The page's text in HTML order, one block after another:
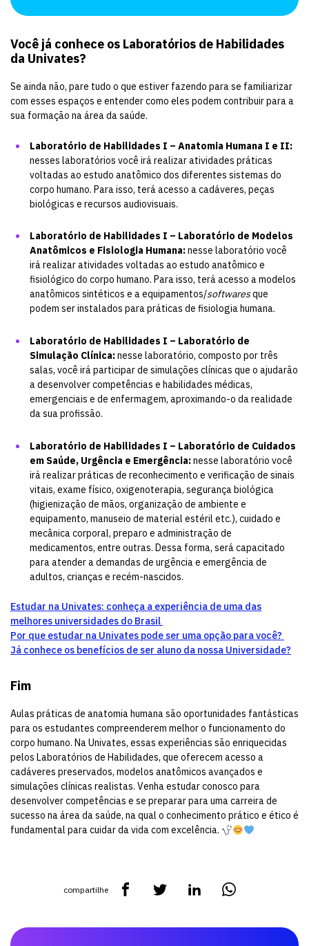
Você já conhece os Laboratórios de Habilidades
da Univates?
Se ainda não, pare tudo o que estiver fazendo para se familiarizar
com esses espaços e entender como eles podem contribuir para a
sua formação na área da saúde.
Laboratório de Habilidades I – Anatomia Humana I e II:
nesses laboratórios você irá realizar atividades práticas
voltadas ao estudo anatômico dos diferentes sistemas do
corpo humano. Para isso, terá acesso a cadáveres, peças
biológicas e recursos audiovisuais.
Laboratório de Habilidades I – Laboratório de Modelos
Anatômicos e Fisiologia Humana:nesse laboratório você
irá realizar atividades voltadas ao estudo anatômico e
fisiológico do corpo humano. Para isso, terá acesso a modelos
anatômicos sintéticos e a equipamentos/softwaresque
podem ser instalados para práticas de fisiologia humana.
Laboratório de Habilidades I – Laboratório de
Simulação Clínica:nesse laboratório, composto por três
salas, você irá participar de simulações clínicas que o ajudarão
a desenvolver competências e habilidades médicas,
emergenciais e de enfermagem, aproximando-o da realidade
da sua profissão.
Laboratório de Habilidades I – Laboratório de Cuidados
em Saúde, Urgência e Emergência:nesse laboratório você
irá realizar práticas de reconhecimento e verificação de sinais
vitais, exame físico, oxigenoterapia, segurança biológica
(higienização de mãos, organização de ambiente e
equipamento, manuseio de material estéril etc.), cuidado e
mecânica corporal, preparo e administração de
medicamentos, entre outras. Dessa forma, será capacitado
para atender a demandas de urgência e emergência de
adultos, crianças e recém-nascidos.
Estudar na Univates: conheça a experiência de uma das
melhores universidades do Brasil
Por que estudar na Univates pode ser uma opção para você?
Já conhece os benefícios de ser aluno da nossa Universidade?
Fim
Aulas práticas de anatomia humana são oportunidades fantásticas
para os estudantes compreenderem melhor o funcionamento do
corpo humano. Na Univates, essas experiências são enriquecidas
pelos Laboratórios de Habilidades, que oferecem acesso a
cadáveres preservados, modelos anatômicos avançados e
simulações clínicas realistas. Venha estudar conosco para
desenvolver competências e se preparar para uma carreira de
sucesso na área da saúde, na qual o conhecimento prático e ético é
fundamental para cuidar da vida com excelência.
compartilhe